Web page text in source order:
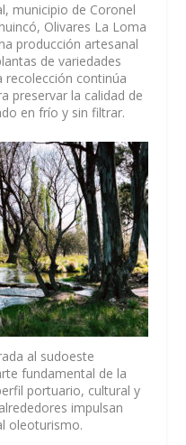
municipio de Coronel
Olivares La Loma
producción artesanal
de variedades
recolección continúa
preservar la calidad de
en frío y sin filtrar.
al sudoeste
fundamental de la
portuario, cultural y
impulsan
oleoturismo.